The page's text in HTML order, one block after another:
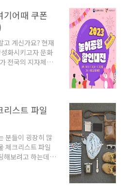
해서 진행되고 13
어, 노랑풍선, 모
어, 트립닷컴, 내
모어, 타이드스퀘
. 홍콩 항공권
션인 인천 ↔ 홍콩
으로 구매하게 되
기어때 쿠폰
고 계신가요? 현재
화시키고자 문화
전국의 지자체와
캠페인을 추진
놀이 공원 할인대
일 월요일까지
이때 발급받게 되
에 공지 예정이라
쿠폰 발급 놀이 공
할인권 발급 및
프)중 하나를 선택
하고 가고 싶은
스트 파일
분들이 굉장히 많
체크리스트 파일
해보려고 하는데요
라고 했지만 어디
적인 준비물 리